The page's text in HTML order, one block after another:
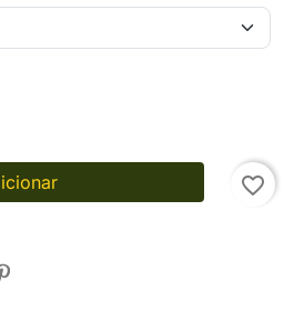
favorite_border